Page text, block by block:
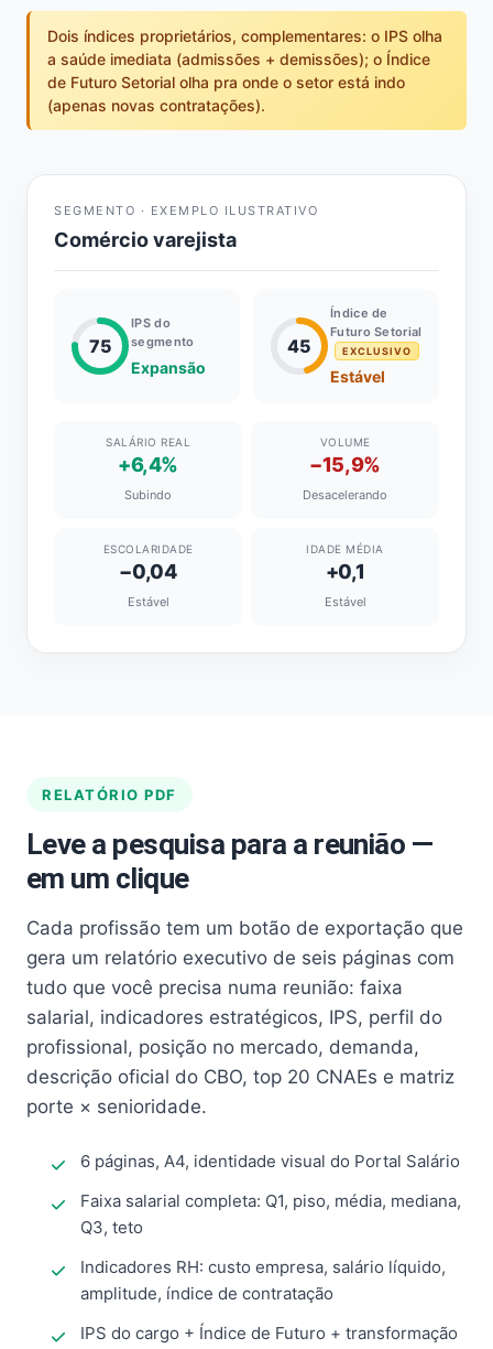
Dois índices proprietários, complementares: o IPS olha
a saúde imediata (admissões + demissões); o Índice
de Futuro Setorial olha pra onde o setor está indo
(apenas novas contratações).
SEGMENTO · EXEMPLO ILUSTRATIVO
Comércio varejista
75
IPS do
segmento
Expansão
45
Índice de
Futuro Setorial
EXCLUSIVO
Estável
SALÁRIO REAL
+6,4%
Subindo
VOLUME
−15,9%
Desacelerando
ESCOLARIDADE
−0,04
Estável
IDADE MÉDIA
+0,1
Estável
RELATÓRIO PDF
Leve a pesquisa para a reunião —
em um clique
Cada profissão tem um botão de exportação que
gera um relatório executivo de seis páginas com
tudo que você precisa numa reunião: faixa
salarial, indicadores estratégicos, IPS, perfil do
profissional, posição no mercado, demanda,
descrição oficial do CBO, top 20 CNAEs e matriz
porte × senioridade.
6 páginas, A4, identidade visual do Portal Salário
Faixa salarial completa: Q1, piso, média, mediana,
Q3, teto
Indicadores RH: custo empresa, salário líquido,
amplitude, índice de contratação
IPS do cargo + Índice de Futuro + transformação